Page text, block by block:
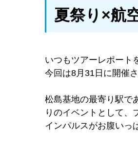
夏祭り×航
いつもツアーレポート
今回は8月31日に開催
松島基地の最寄り駅で
りのイベントとして、
インパルスがお腹いっ